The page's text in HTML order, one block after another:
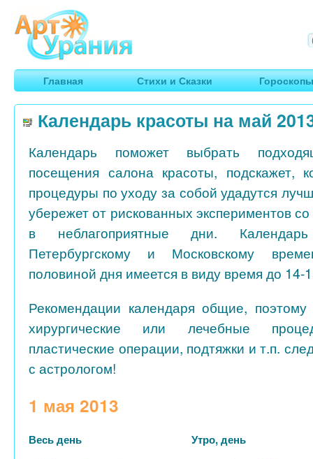
АртУрания
Умные гороскопы, творчество, путешествия
Главная Стихи и Сказки Гороскопы
Календарь красоты на май
Календарь поможет выбрать
посещения салона красоты, подскажет,
процедуры по уходу за собой удадутся
убережет от рискованных экспериментов
в неблагоприятные дни.
Петербургскому и Московскому
половиной дня имеется в виду время до 14-
Рекомендации календаря общие,
хирургические или лечебные
пластические операции, подтяжки и т.п.
с астрологом!
1 мая 2013
Весь день Утро, день